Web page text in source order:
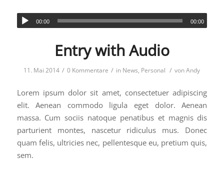
00:00 00:00
Entry with Audio
11. Mai 2014 / 0 Kommentare / in News, Personal / vonAndy
Lorem ipsum dolor sit amet, consectetuer adipiscing
elit. Aenean commodo ligula eget dolor. Aenean
massa. Cum sociis natoque penatibus et magnis dis
parturient montes, nascetur ridiculus mus. Donec
quam felis, ultricies nec, pellentesque eu, pretium quis,
sem.